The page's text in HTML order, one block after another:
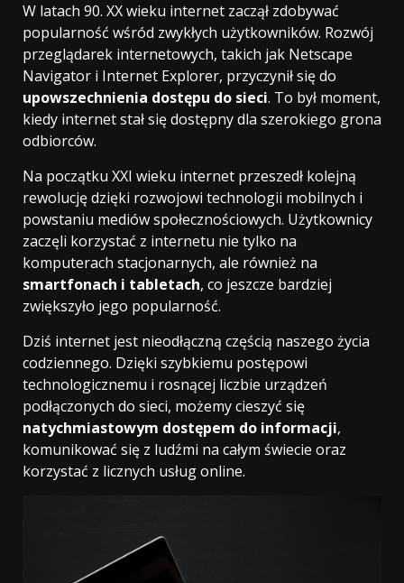
W latach 90. XX wieku internet zaczął zdobywać
popularność wśród zwykłych użytkowników. Rozwój
przeglądarek internetowych, takich jak Netscape
Navigator i Internet Explorer, przyczynił się do
upowszechnienia dostępu do sieci. To był moment,
kiedy internet stał się dostępny dla szerokiego grona
odbiorców.
Na początku XXI wieku internet przeszedł kolejną
rewolucję dzięki rozwojowi technologii mobilnych i
powstaniu mediów społecznościowych. Użytkownicy
zaczęli korzystać z internetu nie tylko na
komputerach stacjonarnych, ale również na
smartfonach i tabletach, co jeszcze bardziej
zwiększyło jego popularność.
Dziś internet jest nieodłączną częścią naszego życia
codziennego. Dzięki szybkiemu postępowi
technologicznemu i rosnącej liczbie urządzeń
podłączonych do sieci, możemy cieszyć się
natychmiastowym dostępem do informacji,
komunikować się z ludźmi na całym świecie oraz
korzystać z licznych usług online.